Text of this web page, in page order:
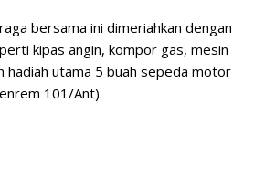
bersama ini dimeriahkan dengan
kipas angin, kompor gas, mesin
hadiah utama 5 buah sepeda motor
101/Ant).